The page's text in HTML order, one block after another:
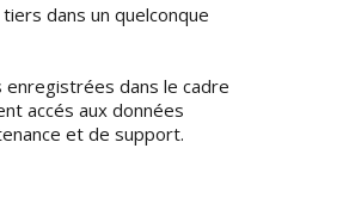
dans un quelconque
enregistrées dans le cadre
accés aux données
et de support.